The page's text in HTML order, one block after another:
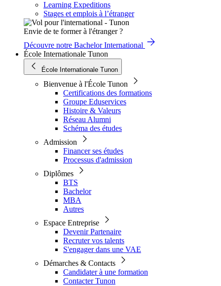
Learning Expeditions
Stages et emplois à l’étranger
Envie de te former à l'étranger ?
Découvre notre Bachelor International
École Internationale Tunon
École Internationale Tunon
Bienvenue à l'École Tunon
Certifications des formations
Groupe Eduservices
Histoire & Valeurs
Réseau Alumni
Schéma des études
Admission
Financer ses études
Processus d'admission
Diplômes
BTS
Bachelor
MBA
Autres
Espace Entreprise
Devenir Partenaire
Recruter vos talents
S'engager dans une VAE
Démarches & Contacts
Candidater à une formation
Contacter Tunon